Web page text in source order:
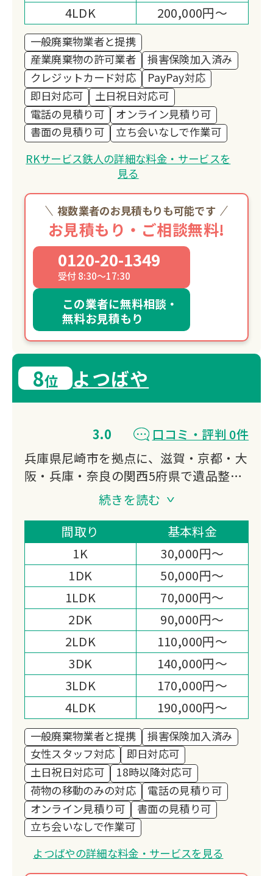
4LDK
200,000円～
一般廃棄物業者と提携
産業廃棄物の許可業者
損害保険加入済み
クレジットカード対応
PayPay対応
即日対応可
土日祝日対応可
電話の見積り可
オンライン見積り可
書面の見積り可
立ち会いなしで作業可
RKサービス鉄人の詳細な料金・サービスを
見る
複数業者のお見積もりも可能です
お見積もり・ご相談無料!
0120-20-1349
受付 8:30～17:30
この業者に無料相談・
無料お見積もり
8位 よつばや
3.0
口コミ・評判 0件
兵庫県尼崎市を拠点に、滋賀・京都・大
阪・兵庫・奈良の関西5府県で遺品整
理・生前整理・特殊清掃に対応していま
買取専門店としての幅広い査定力と、遺
品に込められた想いまで丁寧に受け取る
という姿勢が、関西全域で選ばれる理由
です。
続きを読む
間取り
基本料金
1K
30,000円～
1DK
50,000円～
1LDK
70,000円～
2DK
90,000円～
2LDK
110,000円～
3DK
140,000円～
3LDK
170,000円～
4LDK
190,000円～
一般廃棄物業者と提携
損害保険加入済み
女性スタッフ対応
即日対応可
土日祝日対応可
18時以降対応可
荷物の移動のみの対応
電話の見積り可
オンライン見積り可
書面の見積り可
立ち会いなしで作業可
よつばやの詳細な料金・サービスを見る